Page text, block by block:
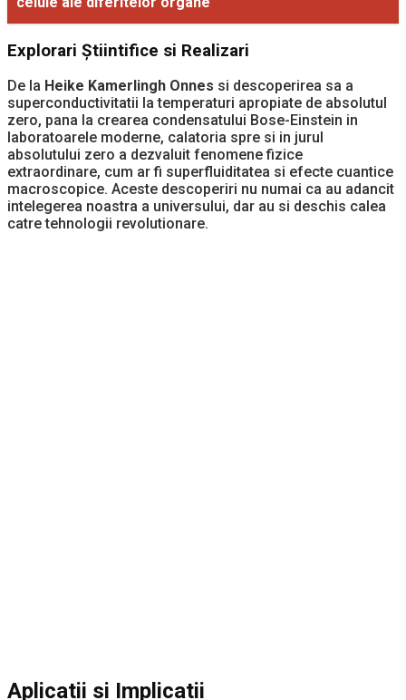
Explorari Știintifice si Realizari
De la Heike Kamerlingh Onnes si descoperirea sa a
superconductivitatii la temperaturi apropiate de absolutul
zero, pana la crearea condensatului Bose-Einstein in
laboratoarele moderne, calatoria spre si in jurul
absolutului zero a dezvaluit fenomene fizice
extraordinare, cum ar fi superfluiditatea si efecte cuantice
macroscopice. Aceste descoperiri nu numai ca au adancit
intelegerea noastra a universului, dar au si deschis calea
catre tehnologii revolutionare.
Aplicatii si Implicatii